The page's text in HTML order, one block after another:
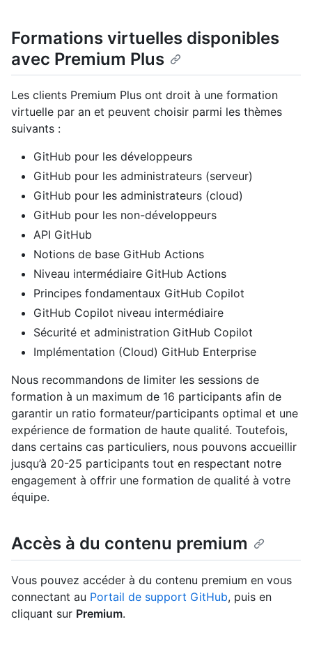
Formations virtuelles disponibles
avec Premium Plus
Les clients Premium Plus ont droit à une formation
virtuelle par an et peuvent choisir parmi les thèmes
suivants :
GitHub pour les développeurs
GitHub pour les administrateurs (serveur)
GitHub pour les administrateurs (cloud)
GitHub pour les non-développeurs
API GitHub
Notions de base GitHub Actions
Niveau intermédiaire GitHub Actions
Principes fondamentaux GitHub Copilot
GitHub Copilot niveau intermédiaire
Sécurité et administration GitHub Copilot
Implémentation (Cloud) GitHub Enterprise
Nous recommandons de limiter les sessions de
formation à un maximum de 16 participants afin de
garantir un ratio formateur/participants optimal et une
expérience de formation de haute qualité. Toutefois,
dans certains cas particuliers, nous pouvons accueillir
jusqu’à 20-25 participants tout en respectant notre
engagement à offrir une formation de qualité à votre
équipe.
Accès à du contenu premium
Vous pouvez accéder à du contenu premium en vous
connectant au Portail de support GitHub, puis en
cliquant sur Premium.